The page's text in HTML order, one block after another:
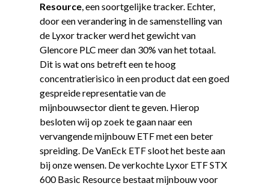
Resource, een soortgelijke tracker. Echter,
door een verandering in de samenstelling van
de Lyxor tracker werd het gewicht van
Glencore PLC meer dan 30% van het totaal.
Dit is wat ons betreft een te hoog
concentratierisico in een product dat een goed
gespreide representatie van de
mijnbouwsector dient te geven. Hierop
besloten wij op zoek te gaan naar een
vervangende mijnbouw ETF met een beter
spreiding. De VanEck ETF sloot het beste aan
bij onze wensen. De verkochte Lyxor ETF STX
600 Basic Resource bestaat mijnbouw voor